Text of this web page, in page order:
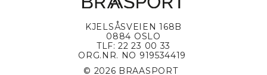
KJELSÅSVEIEN 168B
0884 OSLO
TLF: 22 23 00 33
ORG.NR. NO 919534419
© 2026 BRAASPORT